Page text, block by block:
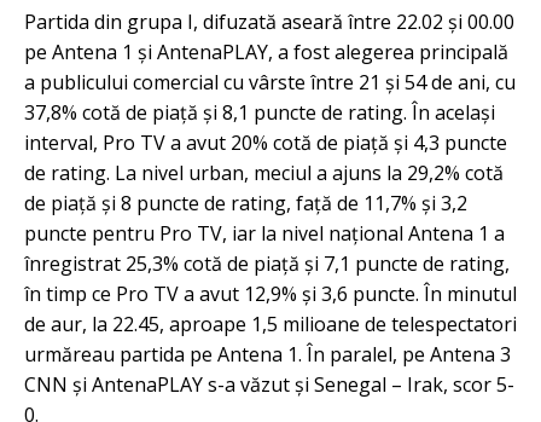
Partida din grupa I, difuzată aseară între 22.02 și 00.00
pe Antena 1 și AntenaPLAY, a fost alegerea principală
a publicului comercial cu vârste între 21 și 54 de ani, cu
37,8% cotă de piață și 8,1 puncte de rating. În același
interval, Pro TV a avut 20% cotă de piață și 4,3 puncte
de rating. La nivel urban, meciul a ajuns la 29,2% cotă
de piață și 8 puncte de rating, față de 11,7% și 3,2
puncte pentru Pro TV, iar la nivel național Antena 1 a
înregistrat 25,3% cotă de piață și 7,1 puncte de rating,
în timp ce Pro TV a avut 12,9% și 3,6 puncte. În minutul
de aur, la 22.45, aproape 1,5 milioane de telespectatori
urmăreau partida pe Antena 1. În paralel, pe Antena 3
CNN și AntenaPLAY s-a văzut și Senegal – Irak, scor 5-
0.